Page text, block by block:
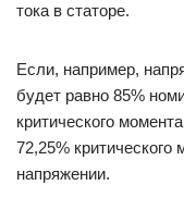
тока в статоре.
Если, например,
будет равно 85%
критического
72,25%
напряжении.